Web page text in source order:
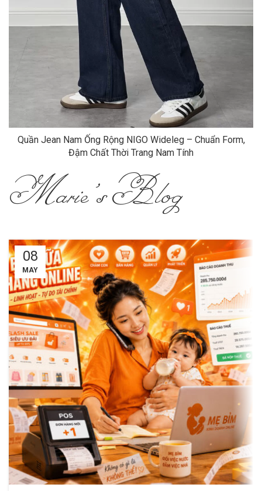
Quần Jean Nam Ống Rộng NIGO Wideleg – Chuẩn Form,
Đậm Chất Thời Trang Nam Tính
Marie's Blog
08
MAY